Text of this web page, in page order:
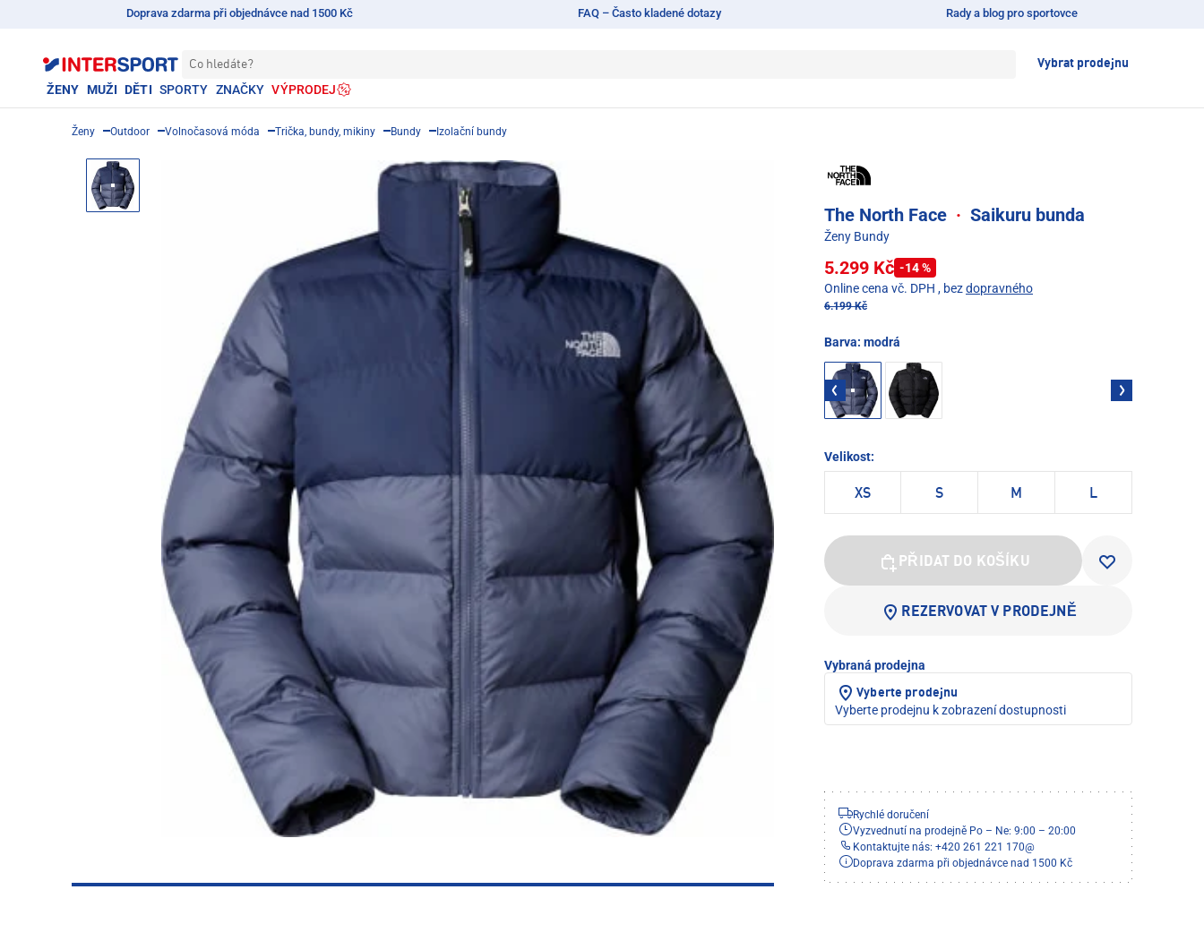
Doprava zdarma při objednávce nad 1500 Kč FAQ – Často kladené dotazy Rady a blog pro sportovce
Co hledáte? Vybrat prodejnu
ŽENY MUŽI DĚTI SPORTY ZNAČKY VÝPRODEJ
Ženy Outdoor Volnočasová móda Trička, bundy, mikiny Bundy Izolační bundy
The North Face · Saikuru bunda
Ženy Bundy
5.299 Kč -14 %
Online cena vč. DPH , bezdopravného
6.199 Kč
Barva: modrá
Velikost:
XS S M L
PŘIDAT DO KOŠÍKU
REZERVOVAT V PRODEJNĚ
Vybraná prodejna
Vyberte prodejnu
Vyberte prodejnu k zobrazení dostupnosti
Rychlé doručení
Vyzvednutí na prodejně Po – Ne: 9:00 – 20:00
Kontaktujte nás: +420 261 221 170@
Doprava zdarma při objednávce nad 1500 Kč